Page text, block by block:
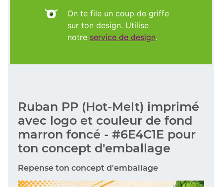
On te file un coup de griffe
sur ton design. Utilise
notre service de design.
Ruban PP (Hot-Melt) imprimé
avec logo et couleur de fond
marron foncé - #6E4C1E pour
ton concept d'emballage
Repense ton concept d'emballage